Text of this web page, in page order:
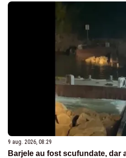
9 aug. 2026, 08:29
Barjele au fost scufundate, dar